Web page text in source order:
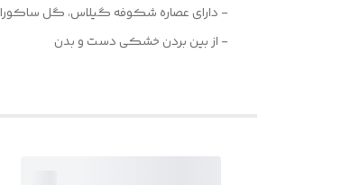
- دارای عصاره شکوفه گیلاس، گل ساکورا
- از بین بردن خشکی دست و بدن